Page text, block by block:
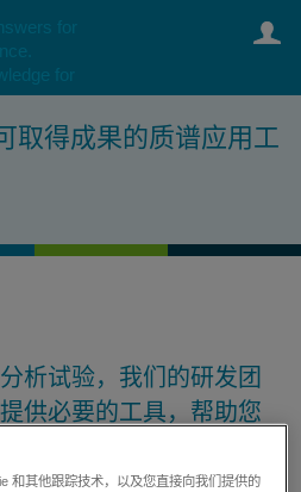
取得成果的质谱应用工
析试验，我们的研发团
供必要的工具，帮助您
和其他跟踪技术，以及您直接向我们提供的